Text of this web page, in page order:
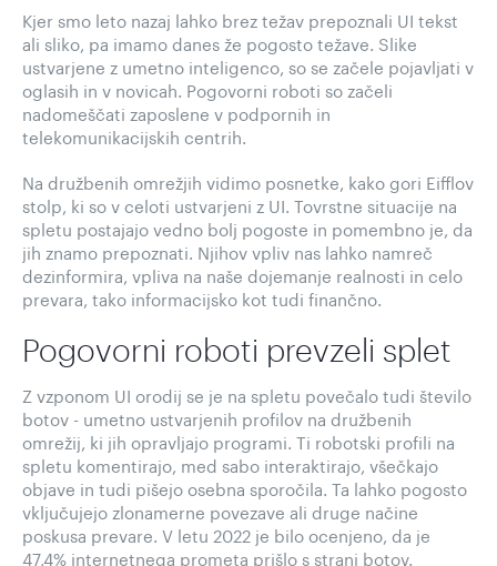
Kjer smo leto nazaj lahko brez težav prepoznali UI tekst
ali sliko, pa imamo danes že pogosto težave. Slike
ustvarjene z umetno inteligenco, so se začele pojavljati v
oglasih in v novicah. Pogovorni roboti so začeli
nadomeščati zaposlene v podpornih in
telekomunikacijskih centrih.
Na družbenih omrežjih vidimo posnetke, kako gori Eifflov
stolp, ki so v celoti ustvarjeni z UI. Tovrstne situacije na
spletu postajajo vedno bolj pogoste in pomembno je, da
jih znamo prepoznati. Njihov vpliv nas lahko namreč
dezinformira, vpliva na naše dojemanje realnosti in celo
prevara, tako informacijsko kot tudi finančno.
Pogovorni roboti prevzeli splet
Z vzponom UI orodij se je na spletu povečalo tudi število
botov - umetno ustvarjenih profilov na družbenih
omrežij, ki jih opravljajo programi. Ti robotski profili na
spletu komentirajo, med sabo interaktirajo, všečkajo
objave in tudi pišejo osebna sporočila. Ta lahko pogosto
vključujejo zlonamerne povezave ali druge načine
poskusa prevare. V letu 2022 je bilo ocenjeno, da je
47,4% internetnega prometa prišlo s strani botov.